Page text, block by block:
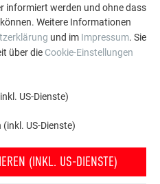
informiert werden und ohne dass
Weitere Informationen
und im Impressum. Sie
über die Cookie-Einstellungen
US-Dienste)
US-Dienste)
(INKL. US-DIENSTE)